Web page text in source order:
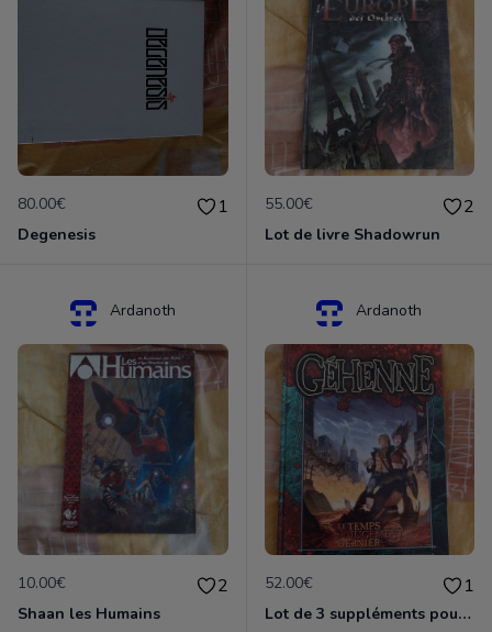
80.00€ 1
Degenesis
55.00€ 2
Lot de livre Shadowrun
Ardanoth
10.00€ 2
Shaan les Humains
Ardanoth
52.00€ 1
Lot de 3 suppléments pour Vampire la mascarade